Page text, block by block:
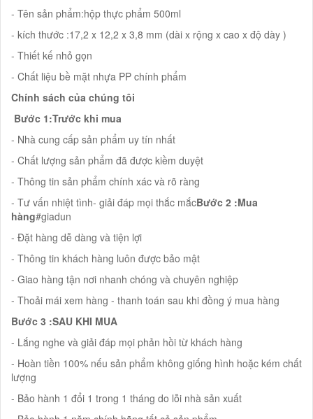
- Tên sản phẩm:hộp thực phẩm 500ml
- kích thước :17,2 x 12,2 x 3,8 mm (dài x rộng x cao x độ dày )
- Thiết kế nhỏ gọn
- Chất liệu bề mặt nhựa PP chính phẩm
Chính sách của chúng tôi
Bước 1:Trước khi mua
- Nhà cung cấp sản phẩm uy tín nhất
- Chất lượng sản phẩm đã được kiềm duyệt
- Thông tin sản phẩm chính xác và rõ ràng
- Tư vấn nhiệt tình- giải đáp mọi thắc mắcBước 2 :Mua
hàng#giadun
- Đặt hàng dễ dàng và tiện lợi
- Thông tin khách hàng luôn được bảo mật
- Giao hàng tận nơi nhanh chóng và chuyên nghiệp
- Thoải mái xem hàng - thanh toán sau khi đồng ý mua hàng
Bước 3 :SAU KHI MUA
- Lắng nghe và giải đáp mọi phản hồi từ khách hàng
- Hoàn tiền 100% nếu sản phẩm không giống hình hoặc kém chất
lượng
- Bảo hành 1 đổi 1 trong 1 tháng do lỗi nhà sản xuất